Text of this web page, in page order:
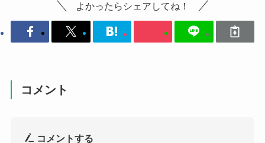
よかったらシェアしてね！
コメント
コメントする